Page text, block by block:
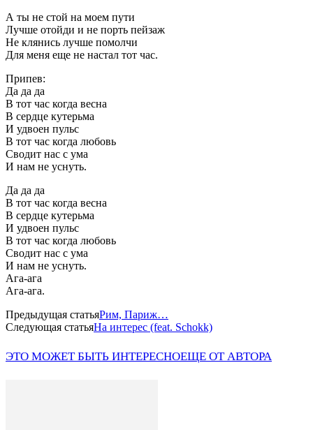
А ты не стой на моем пути
Лучше отойди и не порть пейзаж
Не клянись лучше помолчи
Для меня еще не настал тот час.
Припев:
Да да да
В тот час когда весна
В сердце кутерьма
И удвоен пульс
В тот час когда любовь
Сводит нас с ума
И нам не уснуть.
Да да да
В тот час когда весна
В сердце кутерьма
И удвоен пульс
В тот час когда любовь
Сводит нас с ума
И нам не уснуть.
Ага-ага
Ага-ага.
Предыдущая статьяРим, Париж…
Следующая статьяНа интерес (feat. Schokk)
ЭТО МОЖЕТ БЫТЬ ИНТЕРЕСНОЕЩЕ ОТ АВТОРА